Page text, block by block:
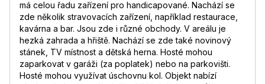
má celou řadu zařízení pro handicapované. Nachází se
zde několik stravovacích zařízení, například restaurace,
kavárna a bar. Jsou zde i různé obchody. V areálu je
hezká zahrada a hřiště. Nachází se zde také novinový
stánek, TV místnost a dětská herna. Hosté mohou
zaparkovat v garáži (za poplatek) nebo na parkovišti.
Hosté mohou využívat úschovnu kol. Objekt nabízí